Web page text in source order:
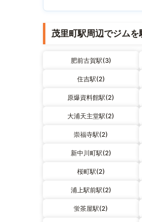
茂里町駅周辺でジムを
肥前古賀駅(3)
住吉駅(2)
原爆資料館駅(2)
大浦天主堂駅(2)
崇福寺駅(2)
新中川町駅(2)
桜町駅(2)
浦上駅前駅(2)
蛍茶屋駅(2)